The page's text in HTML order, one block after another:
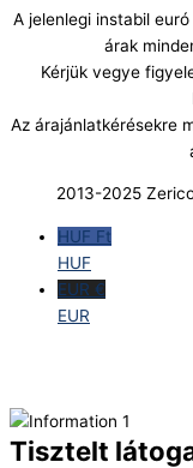
A jelenlegi instabil
árak
Kérjük vegye
Az árajánlatkérésekre
2013-2025
HUF Ft
HUF
EUR €
EUR
Tisztelt